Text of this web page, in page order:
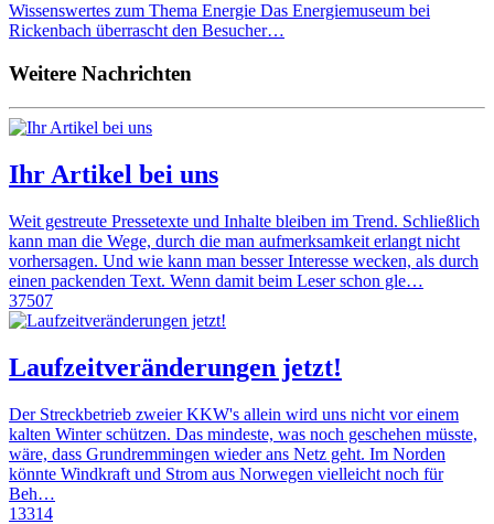
Wissenswertes zum Thema Energie Das Energiemuseum bei
Rickenbach überrascht den Besucher…
Weitere Nachrichten
Ihr Artikel bei uns
Weit gestreute Pressetexte und Inhalte bleiben im Trend. Schließlich
kann man die Wege, durch die man aufmerksamkeit erlangt nicht
vorhersagen. Und wie kann man besser Interesse wecken, als durch
einen packenden Text. Wenn damit beim Leser schon gle…
37507
Laufzeitveränderungen jetzt!
Der Streckbetrieb zweier KKW's allein wird uns nicht vor einem
kalten Winter schützen. Das mindeste, was noch geschehen müsste,
wäre, dass Grundremmingen wieder ans Netz geht. Im Norden
könnte Windkraft und Strom aus Norwegen vielleicht noch für
Beh…
13314